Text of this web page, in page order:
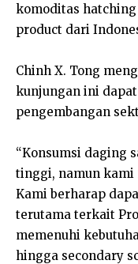
komoditas hatching
product dari
Chinh X. Tong
kunjungan ini
pengembangan
“Konsumsi daging
tinggi, namun kami
Kami berharap
terutama terkait
memenuhi
hingga secondary